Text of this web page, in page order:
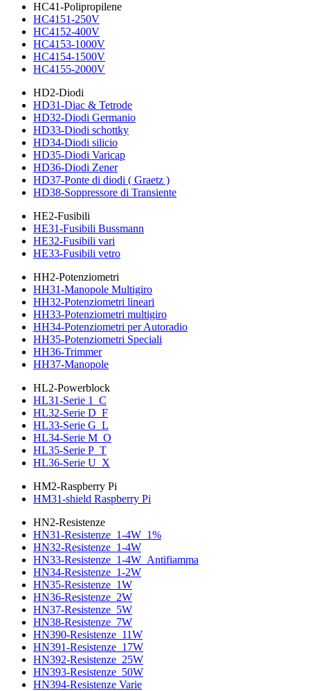
HC41-Polipropilene
HC4151-250V
HC4152-400V
HC4153-1000V
HC4154-1500V
HC4155-2000V
HD2-Diodi
HD31-Diac & Tetrode
HD32-Diodi Germanio
HD33-Diodi schottky
HD34-Diodi silicio
HD35-Diodi Varicap
HD36-Diodi Zener
HD37-Ponte di diodi ( Graetz )
HD38-Soppressore di Transiente
HE2-Fusibili
HE31-Fusibili Bussmann
HE32-Fusibili vari
HE33-Fusibili vetro
HH2-Potenziometri
HH31-Manopole Multigiro
HH32-Potenziometri lineari
HH33-Potenziometri multigiro
HH34-Potenziometri per Autoradio
HH35-Potenziometri Speciali
HH36-Trimmer
HH37-Manopole
HL2-Powerblock
HL31-Serie 1_C
HL32-Serie D_F
HL33-Serie G_L
HL34-Serie M_O
HL35-Serie P_T
HL36-Serie U_X
HM2-Raspberry Pi
HM31-shield Raspberry Pi
HN2-Resistenze
HN31-Resistenze_1-4W_1%
HN32-Resistenze_1-4W
HN33-Resistenze_1-4W_Antifiamma
HN34-Resistenze_1-2W
HN35-Resistenze_1W
HN36-Resistenze_2W
HN37-Resistenze_5W
HN38-Resistenze_7W
HN390-Resistenze_11W
HN391-Resistenze_17W
HN392-Resistenze_25W
HN393-Resistenze_50W
HN394-Resistenze Varie